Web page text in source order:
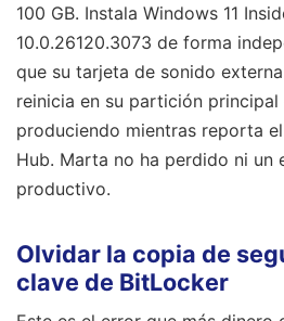
100 GB. Instala Windows 11
10.0.26120.3073 de forma
que su tarjeta de sonido
reinicia en su partición
produciendo mientras reporta
Hub. Marta no ha perdido ni un
productivo.
Olvidar la copia de
clave de BitLocker